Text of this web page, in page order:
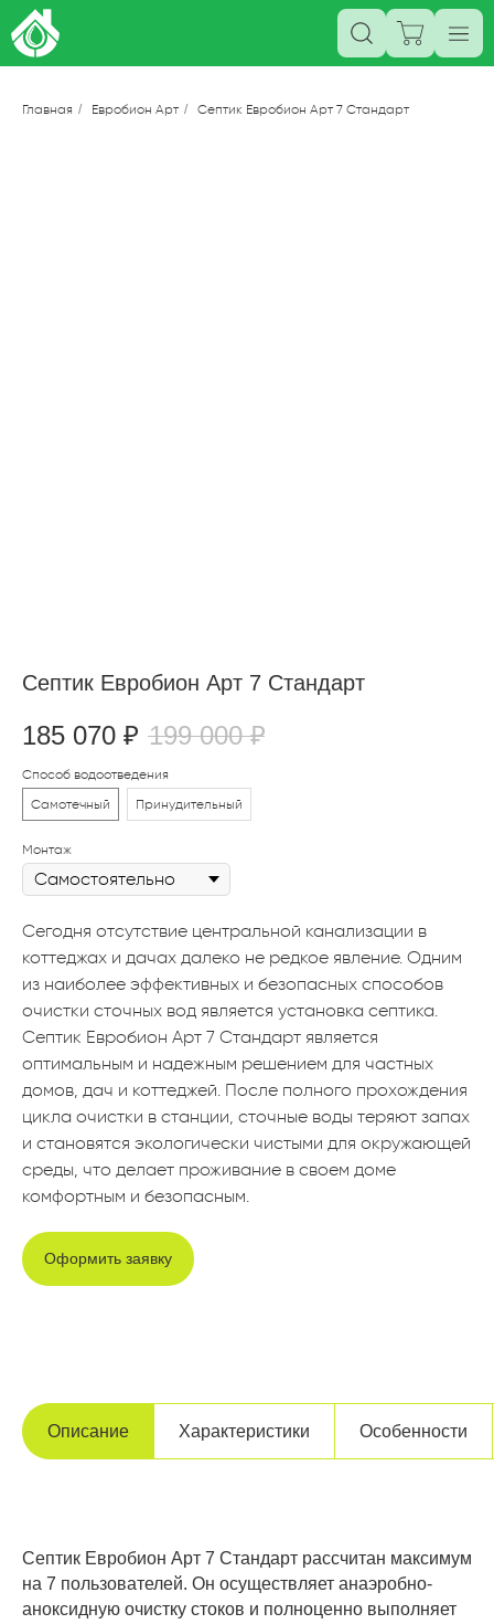
Главная / Евробион Арт / Септик Евробион Арт 7 Стандарт
Септик Евробион Арт 7 Стандарт
185 070 ₽ 199 000 ₽
Способ водоотведения
Самотечный
Принудительный
Монтаж
Сегодня отсутствие центральной канализации в
коттеджах и дачах далеко не редкое явление. Одним
из наиболее эффективных и безопасных способов
очистки сточных вод является установка септика.
Септик Евробион Арт 7 Стандарт является
оптимальным и надежным решением для частных
домов, дач и коттеджей. После полного прохождения
цикла очистки в станции, сточные воды теряют запах
и становятся экологически чистыми для окружающей
среды, что делает проживание в своем доме
комфортным и безопасным.
Оформить заявку
Описание Характеристики Особенности
Септик Евробион Арт 7 Стандарт рассчитан максимум
на 7 пользователей. Он осуществляет анаэробно-
аноксидную очистку стоков и полноценно выполняет